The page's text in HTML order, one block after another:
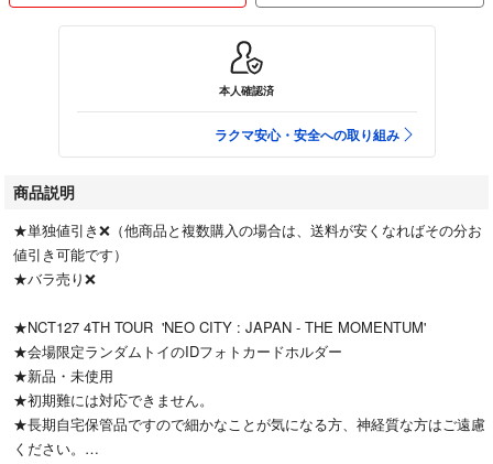
本人確認済
ラクマ安心・安全への取り組み
商品説明
★単独値引き❌（他商品と複数購入の場合は、送料が安くなればその分お
値引き可能です）
★バラ売り❌
★NCT127 4TH TOUR 'NEO CITY : JAPAN - THE MOMENTUM'
★会場限定ランダムトイのIDフォトカードホルダー
★新品・未使用
★初期難には対応できません。
★長期⾃宅保管品ですので細かなことが気になる⽅、神経質な⽅はご遠慮
ください。